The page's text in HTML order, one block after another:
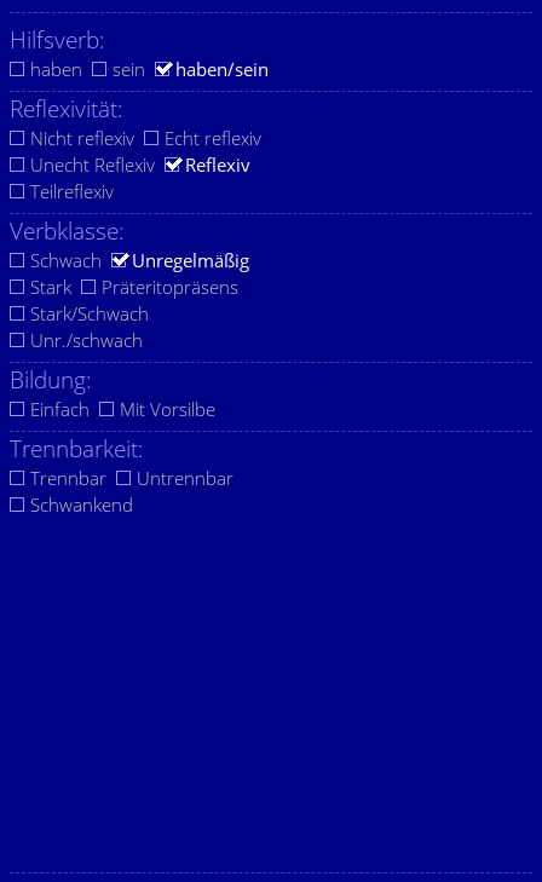
Hilfsverb:
haben sein haben/sein
Reflexivität:
Nicht reflexiv
Echt reflexiv
Unecht Reflexiv
Reflexiv
Teilreflexiv
Verbklasse:
Schwach
Unregelmäßig
Stark
Präteritopräsens
Stark/Schwach
Unr./schwach
Bildung:
Einfach Mit Vorsilbe
Trennbarkeit:
Trennbar
Untrennbar
Schwankend